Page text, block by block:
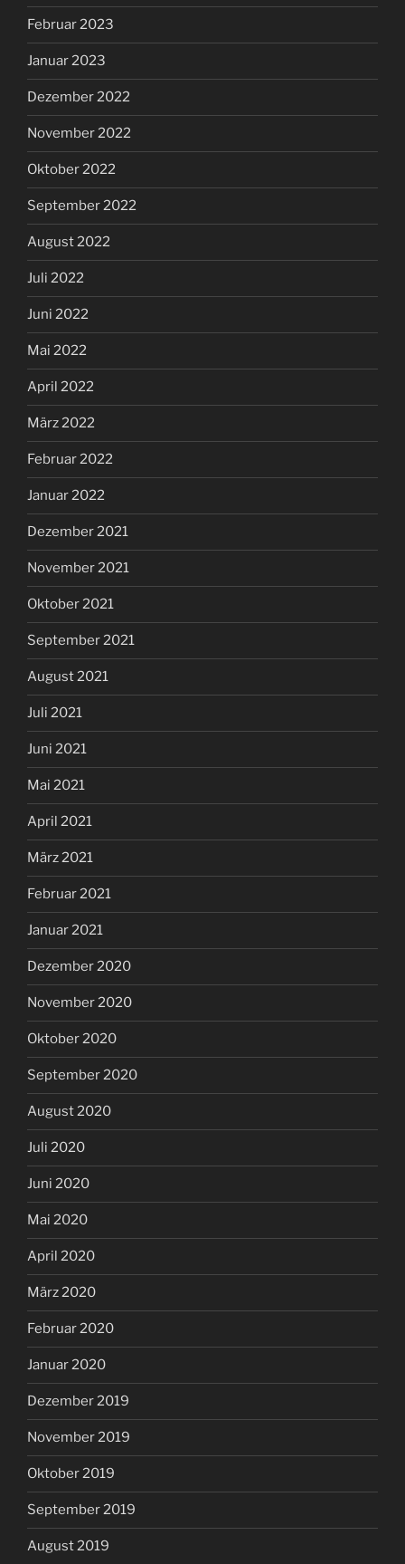
Februar 2023
Januar 2023
Dezember 2022
November 2022
Oktober 2022
September 2022
August 2022
Juli 2022
Juni 2022
Mai 2022
April 2022
März 2022
Februar 2022
Januar 2022
Dezember 2021
November 2021
Oktober 2021
September 2021
August 2021
Juli 2021
Juni 2021
Mai 2021
April 2021
März 2021
Februar 2021
Januar 2021
Dezember 2020
November 2020
Oktober 2020
September 2020
August 2020
Juli 2020
Juni 2020
Mai 2020
April 2020
März 2020
Februar 2020
Januar 2020
Dezember 2019
November 2019
Oktober 2019
September 2019
August 2019